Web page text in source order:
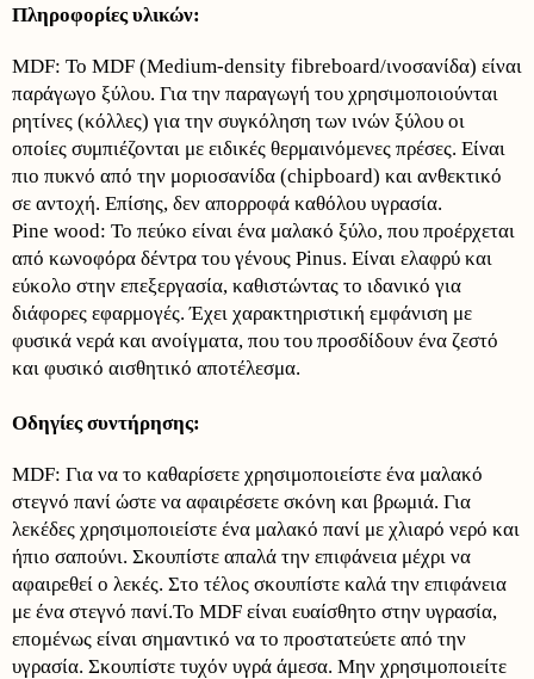
Πληροφορίες υλικών:
MDF: Το MDF (Medium-density fibreboard/ινοσανίδα) είναι
παράγωγο ξύλου. Για την παραγωγή του χρησιμοποιούνται
ρητίνες (κόλλες) για την συγκόληση των ινών ξύλου οι
οποίες συμπιέζονται με ειδικές θερμαινόμενες πρέσες. Είναι
πιο πυκνό από την μοριοσανίδα (chipboard) και ανθεκτικό
σε αντοχή. Επίσης, δεν απορροφά καθόλου υγρασία.
Pine wood: Το πεύκο είναι ένα μαλακό ξύλο, που προέρχεται
από κωνοφόρα δέντρα του γένους Pinus. Είναι ελαφρύ και
εύκολο στην επεξεργασία, καθιστώντας το ιδανικό για
διάφορες εφαρμογές. Έχει χαρακτηριστική εμφάνιση με
φυσικά νερά και ανοίγματα, που του προσδίδουν ένα ζεστό
και φυσικό αισθητικό αποτέλεσμα.
Οδηγίες συντήρησης:
MDF: Για να το καθαρίσετε χρησιμοποιείστε ένα μαλακό
στεγνό πανί ώστε να αφαιρέσετε σκόνη και βρωμιά. Για
λεκέδες χρησιμοποιείστε ένα μαλακό πανί με χλιαρό νερό και
ήπιο σαπούνι. Σκουπίστε απαλά την επιφάνεια μέχρι να
αφαιρεθεί ο λεκές. Στο τέλος σκουπίστε καλά την επιφάνεια
με ένα στεγνό πανί.Το MDF είναι ευαίσθητο στην υγρασία,
επομένως είναι σημαντικό να το προστατεύετε από την
υγρασία. Σκουπίστε τυχόν υγρά άμεσα. Μην χρησιμοποιείτε